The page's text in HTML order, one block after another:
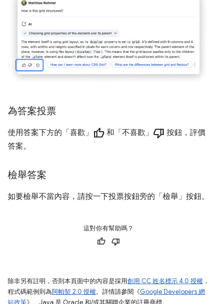
為答案投票
使用答案下方的「喜歡」 thumb_up 和「不喜歡」 thumb_down 按鈕，評價
答案。
檢舉答案
如要檢舉不當內容，請按一下投票按鈕旁的「檢舉」 按鈕。
這對你有幫助嗎？
除非另有註明，否則本頁面中的內容是採用創用 CC 姓名標示 4.0 授權 ，
程式碼範例則為阿帕契 2.0 授權。詳情請參閱《Google Developers 網